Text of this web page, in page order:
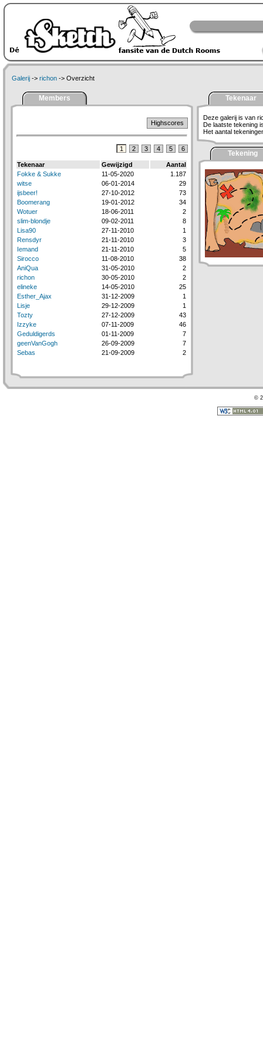
Galerij -> richon -> Overzicht
Members
Highscores
1 2 3 4 5 6
Tekenaar Gewijzigd
Aantal
Fokke & Sukke
11-05-2020
1.187
witse
06-01-2014
29
ijsbeer!
27-10-2012
73
Boomerang
19-01-2012
34
Wotuer
18-06-2011
2
slim-blondje
09-02-2011
8
Lisa90
27-11-2010
1
Rensdyr
21-11-2010
3
Iemand
21-11-2010
5
Sirocco
11-08-2010
38
AniQua
31-05-2010
2
richon
30-05-2010
2
elineke
14-05-2010
25
Esther_Ajax
31-12-2009
1
Lisje
29-12-2009
1
Tozty
27-12-2009
43
Izzyke
07-11-2009
46
Geduldigerds
01-11-2009
7
geenVanGogh
26-09-2009
7
Sebas
21-09-2009 2
Tekenaar
Deze galerij is van
De laatste tekening
Het aantal
Tekening
©